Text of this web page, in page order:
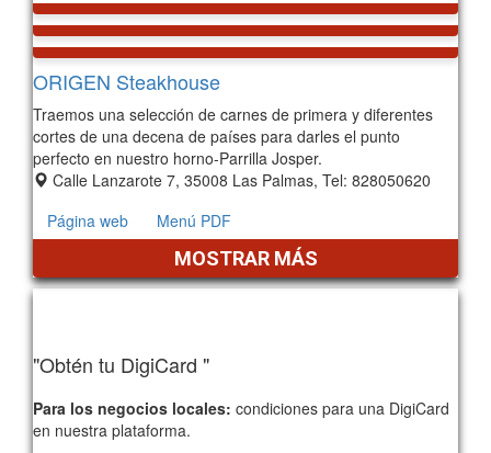
ORIGEN Steakhouse
Traemos una selección de carnes de primera y diferentes
cortes de una decena de países para darles el punto
perfecto en nuestro horno-Parrilla Josper.
Calle Lanzarote 7, 35008 Las Palmas, Tel: 828050620
Página web
Menú PDF
MOSTRAR MÁS
"Obtén tu DigiCard "
Para los negocios locales: condiciones para una DigiCard
en nuestra plataforma.